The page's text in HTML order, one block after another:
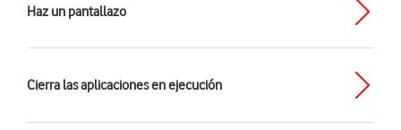
Haz un pantallazo
Cierra las aplicaciones en ejecución